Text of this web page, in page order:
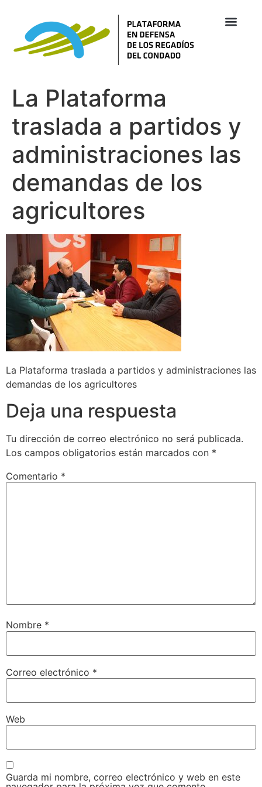
La Plataforma
traslada a partidos y
administraciones las
demandas de los
agricultores
La Plataforma traslada a partidos y administraciones las
demandas de los agricultores
Deja una respuesta
Tu dirección de correo electrónico no será publicada.
Los campos obligatorios están marcados con *
Comentario *
Nombre *
Correo electrónico *
Web
Guarda mi nombre, correo electrónico y web en este